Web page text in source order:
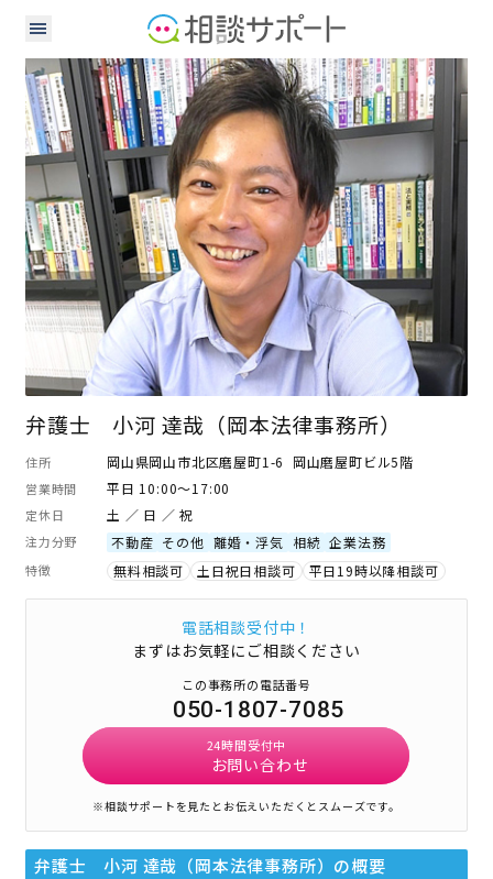
弁護士 小河 達哉（岡本法律事務所）
住所 岡山県岡山市北区磨屋町1-6 岡山磨屋町ビル5階
営業時間 平日 10:00～17:00
定休日 土 ／ 日 ／ 祝
注力分野 不動産 その他 離婚・浮気 相続 企業法務
特徴 無料相談可 土日祝日相談可 平日19時以降相談可
電話相談受付中！
まずはお気軽にご相談ください
この事務所の電話番号
050-1807-7085
24時間受付中
お問い合わせ
※相談サポートを見たとお伝えいただくとスムーズです。
弁護士 小河 達哉（岡本法律事務所） の概要